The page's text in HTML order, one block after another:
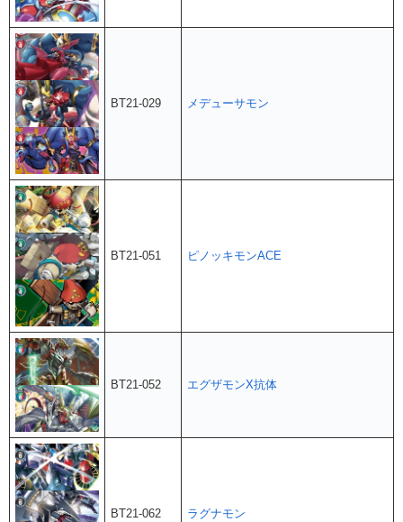
BT21-029 メデューサモン
BT21-051 ピノッキモンACE
BT21-052 エグザモンX抗体
BT21-062 ラグナモン